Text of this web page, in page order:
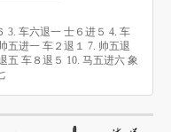
3. 车六退一 士６进５ 4. 车
五进一 车２退１ 7. 帅五退
五 车８退５ 10. 马五进六 象